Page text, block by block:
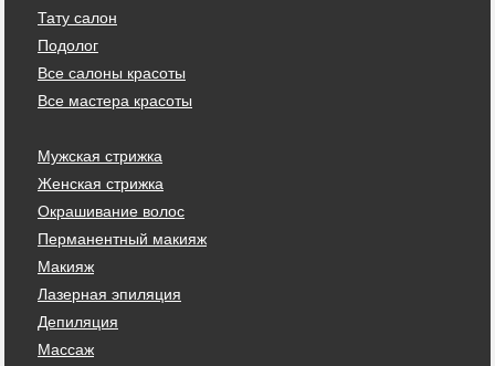
Тату салон
Подолог
Все салоны красоты
Все мастера красоты
Мужская стрижка
Женская стрижка
Окрашивание волос
Перманентный макияж
Макияж
Лазерная эпиляция
Депиляция
Массаж